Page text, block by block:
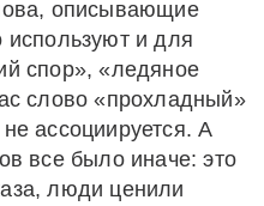
описывающие
используют и для
спор», «ледяное
слово «прохладный»
ассоциируется. А
все было иначе: это
люди ценили